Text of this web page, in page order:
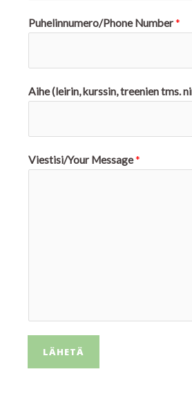
Puhelinnumero/Phone Number*
Aihe (leirin, kurssin, treenien tms.
Viestisi/Your Message*
LÄHETÄ